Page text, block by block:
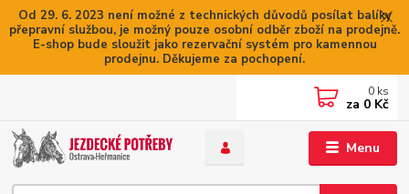
Od 29. 6. 2023 není možné z technických důvodů posílat balíky
přepravní službou, je možný pouze osobní odběr zboží na prodejně.
E-shop bude sloužit jako rezervační systém pro kamennou
prodejnu. Děkujeme za pochopení.
Menu
0 ks
za 0 Kč